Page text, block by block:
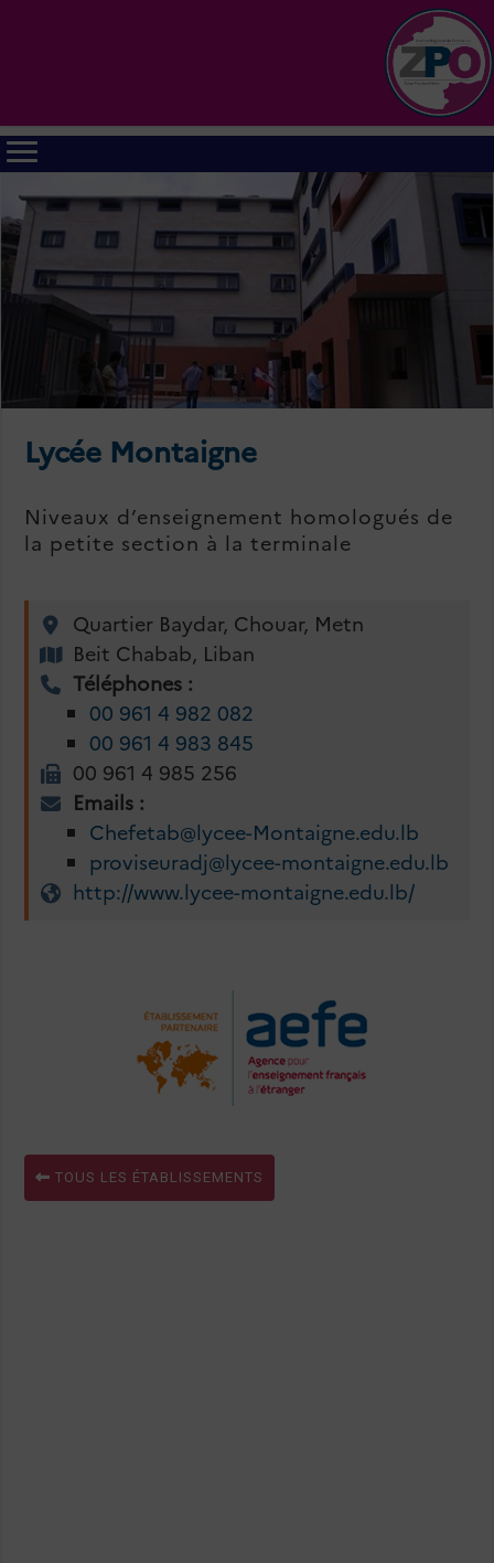
Lycée Montaigne
Niveaux d’enseignement homologués de
la petite section à la terminale
Quartier Baydar, Chouar, Metn
Beit Chabab, Liban
Téléphones :
00 961 4 982 082
00 961 4 983 845
00 961 4 985 256
Emails :
Chefetab@lycee-Montaigne.edu.lb
proviseuradj@lycee-montaigne.edu.lb
http://www.lycee-montaigne.edu.lb/
TOUS LES ÉTABLISSEMENTS